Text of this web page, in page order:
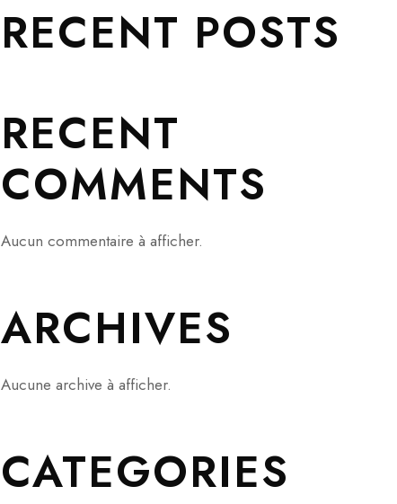
RECENT POSTS
RECENT
COMMENTS
Aucun commentaire à afficher.
ARCHIVES
Aucune archive à afficher.
CATEGORIES